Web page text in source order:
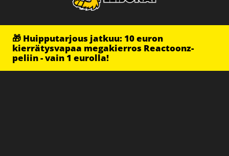
🎁 Huipputarjous jatkuu: 10 euron
kierrätysvapaa megakierros Reactoonz-
peliin - vain 1 eurolla!